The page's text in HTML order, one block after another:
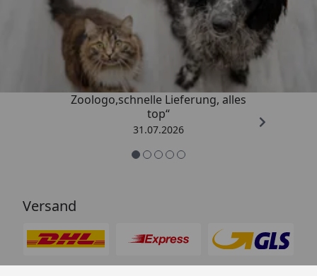
Trusted Shops
4,73/ 5
„Gute Erfahrung mit
Zoologo,schnelle Lieferung, alles
top“
31.07.2026
Versand